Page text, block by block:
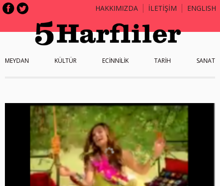
HAKKIMIZDA İLETİŞİM ENGLISH
MEYDAN KÜLTÜR ECİNNİLİK TARİH SANAT